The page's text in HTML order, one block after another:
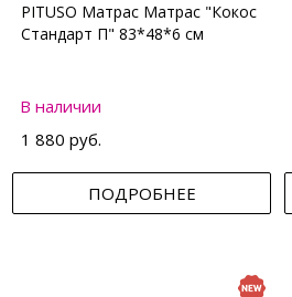
PITUSO Матрас Матрас "Кокос
Стандарт П" 83*48*6 см
В наличии
1 880 руб.
ПОДРОБНЕЕ